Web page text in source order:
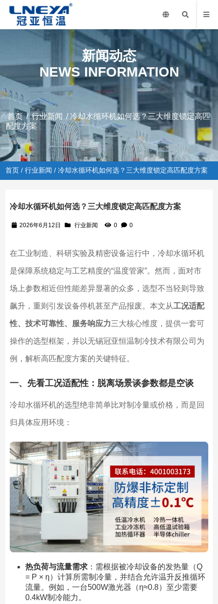
新闻动态
NEWS INFORMATION
首页/行业新闻 / 冷却水循环机如何选？三大维度锁定高匹
配度方案
首页 /行业新闻 / 冷却水循环机如何选？三大维度锁定高匹配度方案
冷却水循环机如何选？三大维度锁定高匹配度方案
2026年6月12日 行业新闻 0 0
在工业制造、科研实验及精密设备运行中，冷却水循环机
是保障系统稳定与工艺精度的“温度管家”。然而，面对市
场上参数相近但性能差异显著的众多，选型不当轻则导致
飙升，重则引发设备停机甚至产品报废。本文从工况适配
性、技术可靠性、服务响应力三大核心维度，提供一套可
操作的选型框架，并以无锡冠亚恒温制冷技术有限公司为
例，解析高匹配度方案的关键特征。
一、先看工况适配性：脱离场景谈参数都是空谈
冷却水循环机的选型绝非简单比对制冷量或价格，而是回
归具体应用环境：
热负荷与流量需求：需根据被冷却设备的发热量（Q
= P × η）计算所需制冷量，并结合允许温升反推循环
流量。例如，一台500W激光器（η≈0.8）至少需要
0.4kW制冷能力。